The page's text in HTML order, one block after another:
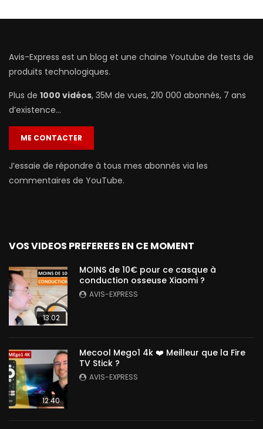
Avis-Express est un blog et une chaine Youtube de tests de
produits technologiques.
Plus de 1000 vidéos, 35M de vues, 210 000 abonnés, 7 ans
d’existence…
ME CONTACTER
J’essaie de répondre à tous mes abonnés via les
commentaires de YouTube.
VOS VIDEOS PREFEREES EN CE MOMENT
13:02
MOINS de 10€ pour ce casque à
conduction osseuse Xiaomi ?
AVIS-EXPRESS
12:40
Mecool Mego1 4k ❤️ Meilleur que la Fire
TV Stick ?
AVIS-EXPRESS